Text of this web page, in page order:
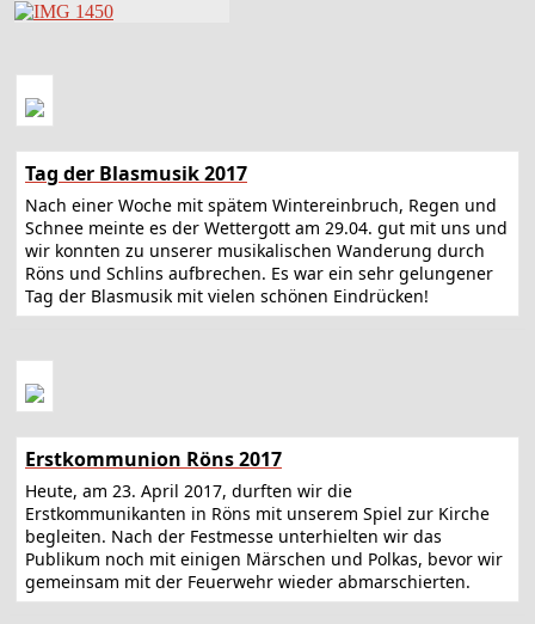
Tag der Blasmusik 2017
Nach einer Woche mit spätem Wintereinbruch, Regen und
Schnee meinte es der Wettergott am 29.04. gut mit uns und
wir konnten zu unserer musikalischen Wanderung durch
Röns und Schlins aufbrechen. Es war ein sehr gelungener
Tag der Blasmusik mit vielen schönen Eindrücken!
Erstkommunion Röns 2017
Heute, am 23. April 2017, durften wir die
Erstkommunikanten in Röns mit unserem Spiel zur Kirche
begleiten. Nach der Festmesse unterhielten wir das
Publikum noch mit einigen Märschen und Polkas, bevor wir
gemeinsam mit der Feuerwehr wieder abmarschierten.